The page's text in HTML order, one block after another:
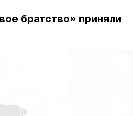
братство» приняли